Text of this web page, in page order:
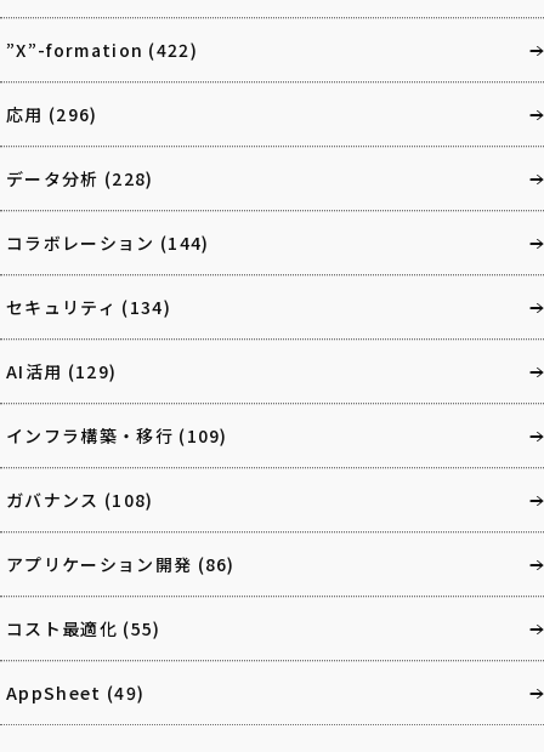
”X”-formation (422)
応用 (296)
データ分析 (228)
コラボレーション (144)
セキュリティ (134)
AI活用 (129)
インフラ構築・移行 (109)
ガバナンス (108)
アプリケーション開発 (86)
コスト最適化 (55)
AppSheet (49)